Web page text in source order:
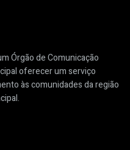
Órgão de Comunicação
oferecer um serviço
às comunidades da região